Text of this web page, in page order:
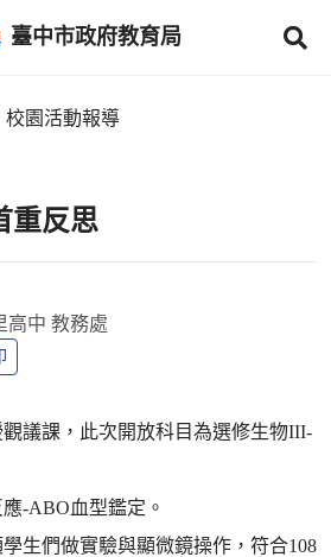
臺中市政府教育局
校園活動報導
重反思
高中 教務處
議課，此次開放科目為選修生物III-
-ABO血型鑑定。
生們做實驗與顯微鏡操作，符合108